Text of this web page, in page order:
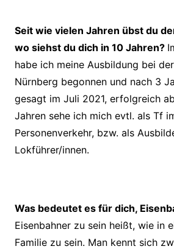
Seit wie vielen Jahren übst du
wo siehst du dich in 10 Jahren?
habe ich meine Ausbildung bei
Nürnberg begonnen und nach 3
gesagt im Juli 2021, erfolgreich
Jahren sehe ich mich evtl. als Tf
Personenverkehr, bzw. als
Lokführer/innen.
Was bedeutet es für dich,
Eisenbahner zu sein heißt, wie in
Familie zu sein. Man kennt sich